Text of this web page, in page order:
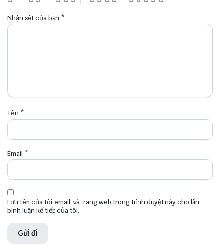
Nhận xét của bạn *
Tên *
Email *
Lưu tên của tôi, email, và trang web trong trình duyệt này cho lần
bình luận kế tiếp của tôi.